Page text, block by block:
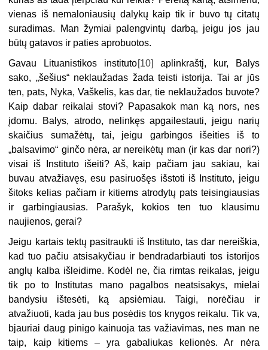
vienas iš nemaloniausių dalykų kaip tik ir buvo tų citatų
suradimas. Man žymiai palengvintų darbą, jeigu jos jau
būtų gatavos ir paties aprobuotos.
Gavau Lituanistikos instituto[10] aplinkraštį, kur, Balys
sako, „šešius“ neklaužadas žada teisti istorija. Tai ar jūs
ten, pats, Nyka, Vaškelis, kas dar, tie neklaužados buvote?
Kaip dabar reikalai stovi? Papasakok man ką nors, nes
įdomu. Balys, atrodo, nelinkęs apgailestauti, jeigu narių
skaičius sumažėtų, tai, jeigu garbingos išeities iš to
„balsavimo“ ginčo nėra, ar nereikėtų man (ir kas dar nori?)
visai iš Instituto išeiti? Aš, kaip pačiam jau sakiau, kai
buvau atvažiavęs, esu pasiruošęs išstoti iš Instituto, jeigu
šitoks kelias pačiam ir kitiems atrodytų pats teisingiausias
ir garbingiausias. Parašyk, kokios ten tuo klausimu
naujienos, gerai?
Jeigu kartais tektų pasitraukti iš Instituto, tas dar nereiškia,
kad tuo pačiu atsisakyčiau ir bendradarbiauti tos istorijos
anglų kalba išleidime. Kodėl ne, čia rimtas reikalas, jeigu
tik po to Institutas mano pagalbos neatsisakys, mielai
bandysiu ištesėti, ką apsiėmiau. Taigi, norėčiau ir
atvažiuoti, kada jau bus posėdis tos knygos reikalu. Tik va,
bjauriai daug pinigo kainuoja tas važiavimas, nes man ne
taip, kaip kitiems – yra gabaliukas kelionės. Ar nėra